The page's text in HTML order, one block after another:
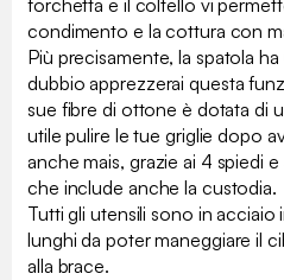
forchetta e il coltello vi
condimento e la cottura con
Più precisamente, la spatola
dubbio apprezzerai questa
sue fibre di ottone è dotata di
utile pulire le tue griglie dopo
anche mais, grazie ai 4 spiedi
che include anche la custodia.
Tutti gli utensili sono in acciaio
lunghi da poter maneggiare il
alla brace.